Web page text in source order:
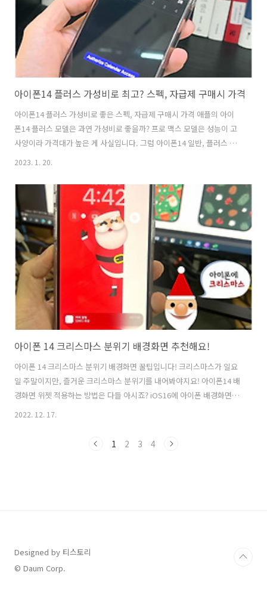
아이폰14 플러스 가성비로 최고? 스펙, 자급제 구매시 가격
아이폰14 플러스 가성비로 좋은 스펙, 자급제 구매시 가격 애플의 아이
폰14 플러스 모델은 과연 가성비로 좋을까? 프로 맥스 모델은 성능이 고
사양이라 가격대가 높은 게 사실입니다. 그럼 아이폰14 일반, 플러스 모
델을 골랐을 때 호구가 되지 않을지 스펙, 가격, 자급제 구매 요령을 알아
플러스 모델이 추가된 것입니다. 그래서 아이폰14 모델의 결정 요소로
사이즈가 중요할지, 성능이 중요할지 고민해보셔야 합니다. 필자는 성능
과 크기 모두 중요해서 아이폰14 프로 맥스를 구매하였습니다. 애플 아
이폰14 플러스 자급제 구매를 고민하신다면 가격이 저렴하게 구매하시
는 게 좋습니다. 아이폰14 플러스 자급제폰 * 아이폰 14 자급제 장점, 단
점 ..
2023. 1. 20.
아이폰 14 크리스마스 분위기 배경화면 추천해요!
아이폰 14 크리스마스 분위기 배경화면 꿀팁입니다! 크리스마스가 일요
일 주말이지만, 즐거운 크리스마스 분위기를 내어봐야지요! 아이폰14 배
경화면 위젯 적용하는 방법은 다들 아시죠? iOS16에 아이폰 배경화면 위
젯 설정이 추가되어 쉽게 배경화면 꾸미기가 가능합니다. 특히 이번에 서
모티콘이나 유튜브, 넷플릭스 등의 앱 런처로 바로가기도 구현이 가능합
2022. 12. 17.
1 2 3 4
Designed by 티스토리
© Daum Corp.